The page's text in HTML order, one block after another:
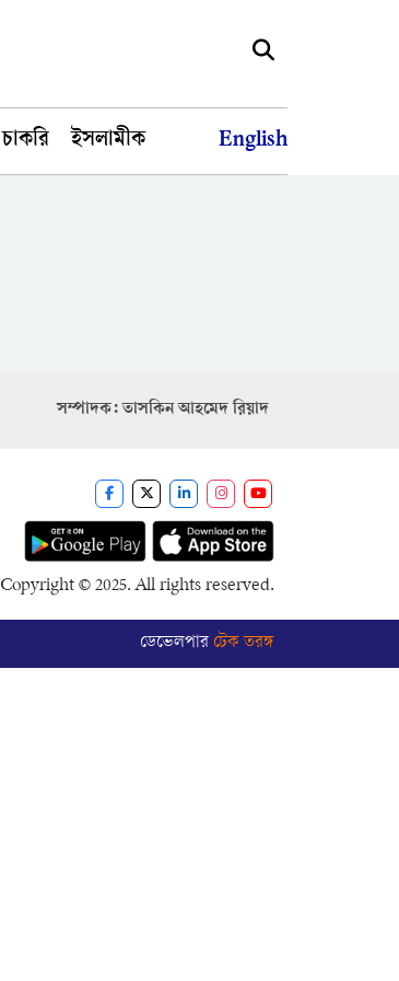
চাকরি ইসলামীক English
সম্পাদক: তাসকিন আহমেদ রিয়াদ
Copyright © 2025. All rights reserved.
ডেভেলপার টেক তরঙ্গ